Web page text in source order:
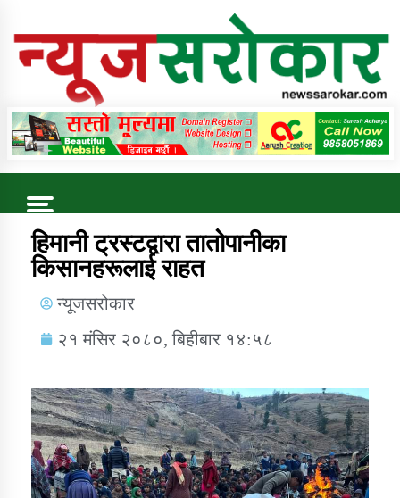
Online News Portal
Trending Now
कुषि बिकास कार्यालय जुम्ला सुचना सन्देश
डिभिजन कार्यालय जुम्लाको सुचना सन्देश
हिमानी ट्रस्टद्वारा तातोपानीका
किसानहरूलाई राहत
न्यूजसरोकार
२१ मंसिर २०८०, बिहीबार १४:५८